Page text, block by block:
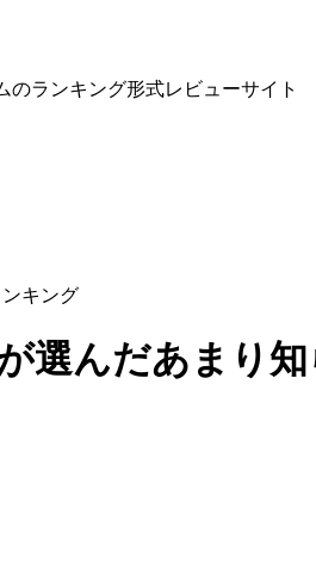
ランキング形式レビューサイト
キング
選んだあまり